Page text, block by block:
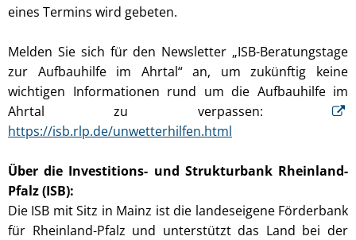
eines Termins wird gebeten.
Melden Sie sich für den Newsletter „ISB-Beratungstage
zur Aufbauhilfe im Ahrtal“ an, um zukünftig keine
wichtigen Informationen rund um die Aufbauhilfe im
Ahrtal zu verpassen:
https://isb.rlp.de/unwetterhilfen.html
Über die Investitions- und Strukturbank Rheinland-
Pfalz (ISB):
Die ISB mit Sitz in Mainz ist die landeseigene Förderbank
für Rheinland-Pfalz und unterstützt das Land bei der